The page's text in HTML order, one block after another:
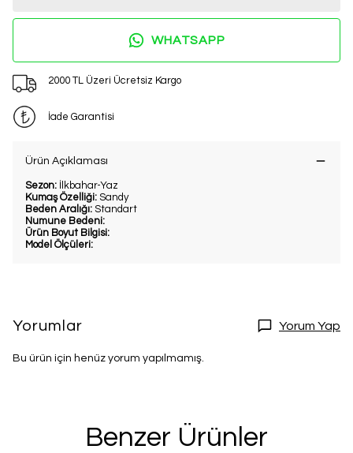
WHATSAPP
2000 TL Üzeri Ücretsiz Kargo
İade Garantisi
Ürün Açıklaması
Sezon: İlkbahar-Yaz
Kumaş Özelliği: Sandy
Beden Aralığı: Standart
Numune Bedeni:
Ürün Boyut Bilgisi:
Model Ölçüleri:
Yorumlar Yorum Yap
Bu ürün için henüz yorum yapılmamış.
Benzer Ürünler